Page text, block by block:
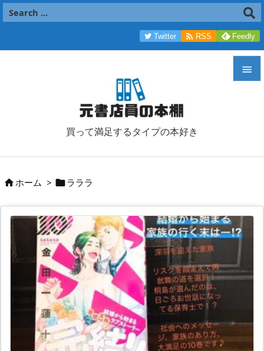
買って満足するタイプの本好き


次へ

検索
Twitter  RSS Feedly
ホーム > ラララ